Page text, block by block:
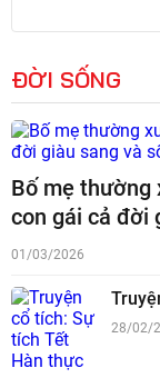
ĐỜI SỐNG
Bố mẹ thường
con gái cả đời
01/03/2026
28/02/